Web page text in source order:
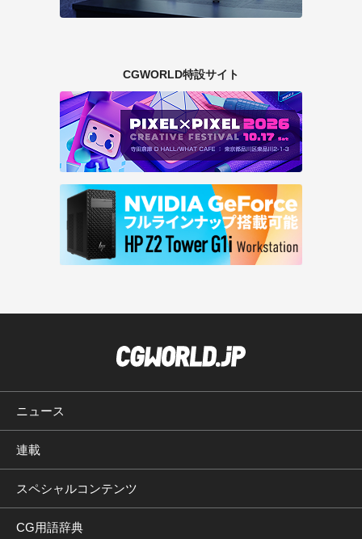
CGWORLD特設サイト
ニュース
連載
スペシャルコンテンツ
CG用語辞典